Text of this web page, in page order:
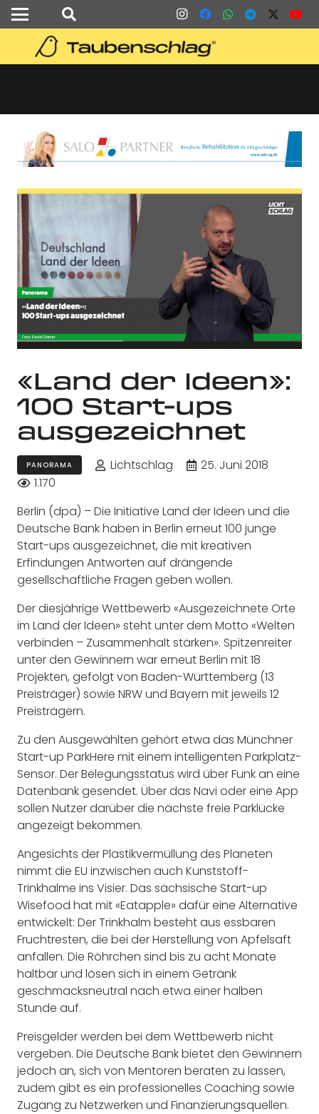
«Land der Ideen»:
100 Start-ups
ausgezeichnet
PANORAMA Lichtschlag
25. Juni 2018
1.170
Berlin (dpa) – Die Initiative Land der Ideen und die
Deutsche Bank haben in Berlin erneut 100 junge
Start-ups ausgezeichnet, die mit kreativen
Erfindungen Antworten auf drängende
gesellschaftliche Fragen geben wollen.
Der diesjährige Wettbewerb «Ausgezeichnete Orte
im Land der Ideen» steht unter dem Motto «Welten
verbinden – Zusammenhalt stärken». Spitzenreiter
unter den Gewinnern war erneut Berlin mit 18
Projekten, gefolgt von Baden-Württemberg (13
Preisträger) sowie NRW und Bayern mit jeweils 12
Preisträgern.
Zu den Ausgewählten gehört etwa das Münchner
Start-up ParkHere mit einem intelligenten Parkplatz-
Sensor. Der Belegungsstatus wird über Funk an eine
Datenbank gesendet. Über das Navi oder eine App
sollen Nutzer darüber die nächste freie Parklücke
angezeigt bekommen.
Angesichts der Plastikvermüllung des Planeten
nimmt die EU inzwischen auch Kunststoff-
Trinkhalme ins Visier. Das sächsische Start-up
Wisefood hat mit «Eatapple» dafür eine Alternative
entwickelt: Der Trinkhalm besteht aus essbaren
Fruchtresten, die bei der Herstellung von Apfelsaft
anfallen. Die Röhrchen sind bis zu acht Monate
haltbar und lösen sich in einem Getränk
geschmacksneutral nach etwa einer halben
Stunde auf.
Preisgelder werden bei dem Wettbewerb nicht
vergeben. Die Deutsche Bank bietet den Gewinnern
jedoch an, sich von Mentoren beraten zu lassen,
zudem gibt es ein professionelles Coaching sowie
Zugang zu Netzwerken und Finanzierungsquellen.